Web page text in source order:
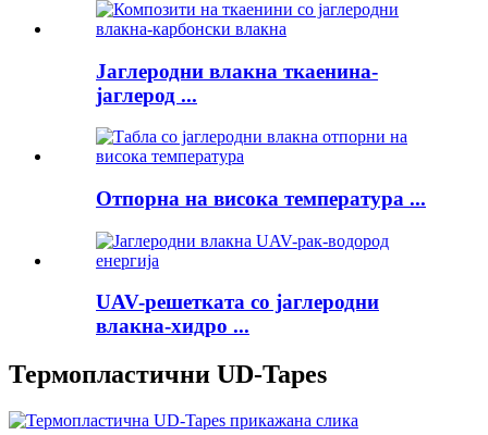
Јаглеродни влакна ткаенина-
јаглерод ...
Отпорна на висока температура ...
UAV-решетката со јаглеродни
влакна-хидро ...
Термопластични UD-Tapes